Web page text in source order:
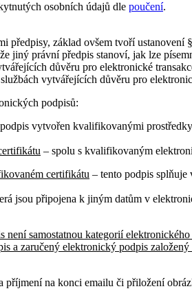
osobních údajů dle poučení.
základ ovšem tvoří
jiný právní předpis stanoví, jak lze
důvěru pro elektronické
vytvářejících důvěru pro
podpisů:
vytvořen kvalifikovanými
– spolu s kvalifikovaným
certifikátu – tento podpis
jsou připojena k jiným datům v
není samostatnou kategorií
a zaručený elektronický podpis
příjmení na konci emailu či přiložení